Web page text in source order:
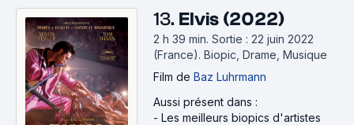
13. Elvis (2022)
2 h 39 min. Sortie : 22 juin 2022
(France). Biopic, Drame, Musique
Film de Baz Luhrmann
Aussi présent dans :
- Les meilleurs biopics d'artistes